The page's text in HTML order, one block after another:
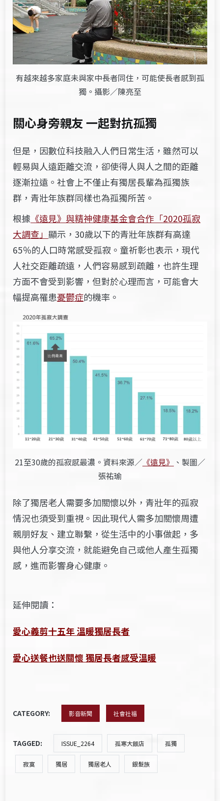
有越來越多家庭未與家中長者同住，可能使長者感到孤
獨。攝影／陳亮至
關心身旁親友 一起對抗孤獨
但是，因數位科技融入人們日常生活，雖然可以
輕易與人遠距離交流，卻使得人與人之間的距離
逐漸拉遠。社會上不僅止有獨居長輩為孤獨族
群，青壯年族群同樣也為孤獨所苦。
根據 《遠見》與精神健康基金會合作「2020孤寂
大調查」 顯示，30歲以下的青壯年族群有高達
65％的人口時常感受孤寂。童祈彰也表示，現代
人社交距離疏遠，人們容易感到疏離，也許生理
方面不會受到影響，但對於心理而言，可能會大
幅提高罹患憂鬱症的機率。
21至30歲的孤寂感最濃。資料來源／ 《遠見》 、製圖／
張祐瑜
除了獨居老人需要多加關懷以外，青壯年的孤寂
情況也須受到重視。因此現代人需多加關懷周遭
親朋好友、建立聯繫，從生活中的小事做起，多
與他人分享交流，就能避免自己或他人產生孤獨
感，進而影響身心健康。
延伸閱讀：
愛心義剪十五年 溫暖獨居長者
愛心送餐也送關懷 獨居長者感受溫暖
CATEGORY: 影音新聞 社會社福
TAGGED: ISSUE_2264 孤寒大飯店 孤獨
寂寞 獨居 獨居老人 銀髮族